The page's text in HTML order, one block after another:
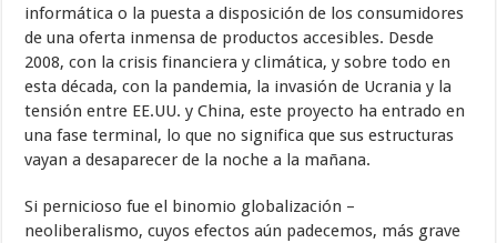
informática o la puesta a disposición de los consumidores
de una oferta inmensa de productos accesibles. Desde
2008, con la crisis financiera y climática, y sobre todo en
esta década, con la pandemia, la invasión de Ucrania y la
tensión entre EE.UU. y China, este proyecto ha entrado en
una fase terminal, lo que no significa que sus estructuras
vayan a desaparecer de la noche a la mañana.
Si pernicioso fue el binomio globalización –
neoliberalismo, cuyos efectos aún padecemos, más grave